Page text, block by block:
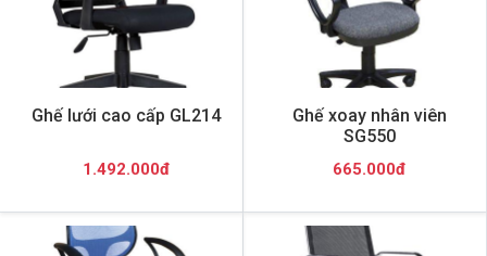
Ghế lưới cao cấp GL214
1.492.000đ
Ghế xoay nhân viên
SG550
665.000đ